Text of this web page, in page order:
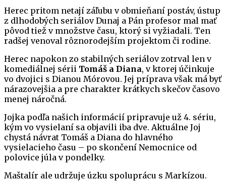
Herec pritom netají záľubu v obmieňaní postáv, ústup
z dlhodobých seriálov Dunaj a Pán profesor mal mať
pôvod tiež v množstve času, ktorý si vyžiadali. Ten
radšej venoval rôznorodejším projektom či rodine.
Herec napokon zo stabilných seriálov zotrval len v
komediálnej sérii Tomáš a Diana, v ktorej účinkuje
vo dvojici s Dianou Mórovou. Jej príprava však má byť
nárazovejšia a pre charakter krátkych skečov časovo
menej náročná.
Jojka podľa našich informácií pripravuje už 4. sériu,
kým vo vysielaní sa objavili iba dve. Aktuálne Joj
chystá návrat Tomáš a Diana do hlavného
vysielacieho času – po skončení Nemocnice od
polovice júla v pondelky.
Maštalír ale udržuje úzku spoluprácu s Markízou.